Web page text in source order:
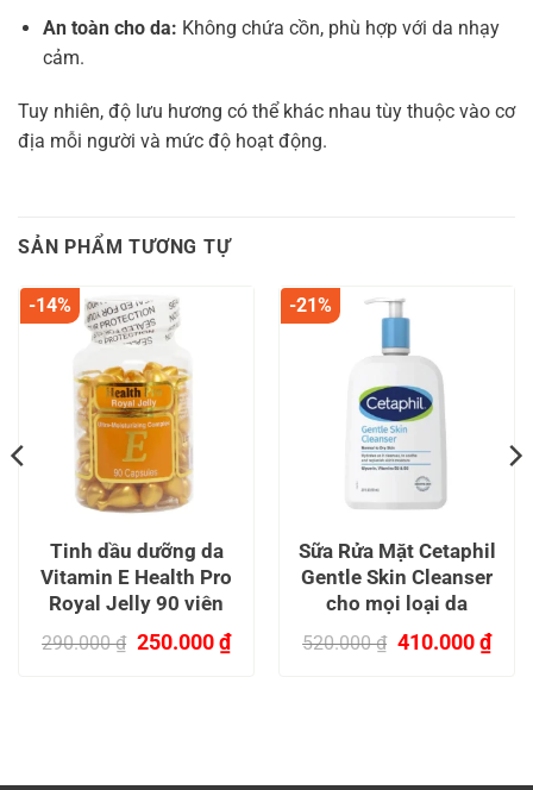
An toàn cho da: Không chứa cồn, phù hợp với da nhạy
cảm.
Tuy nhiên, độ lưu hương có thể khác nhau tùy thuộc vào cơ
địa mỗi người và mức độ hoạt động.
SẢN PHẨM TƯƠNG TỰ
-14%
Tinh dầu dưỡng da
Vitamin E Health Pro
Royal Jelly 90 viên
290.000₫ Giá
250.000₫Giá
hiện
-21%
Sữa Rửa Mặt Cetaphil
Gentle Skin Cleanser
cho mọi loại da
520.000₫ Giá
410.000₫Giá
hiện